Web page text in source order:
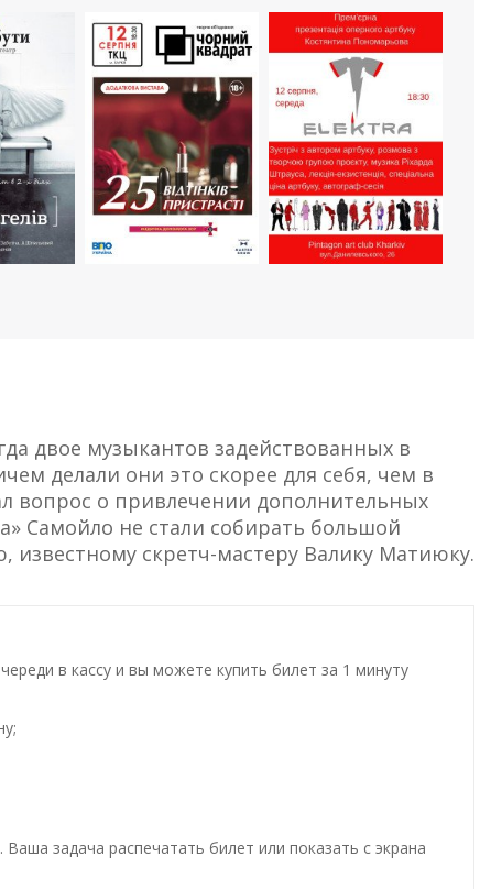
двое музыкантов задействованных в
делали они это скорее для себя, чем в
вопрос о привлечении дополнительных
Самойло не стали собирать большой
скретч-мастеру Валику Матиюку.
в кассу и вы можете купить билет за 1 минуту
задача распечатать билет или показать с экрана